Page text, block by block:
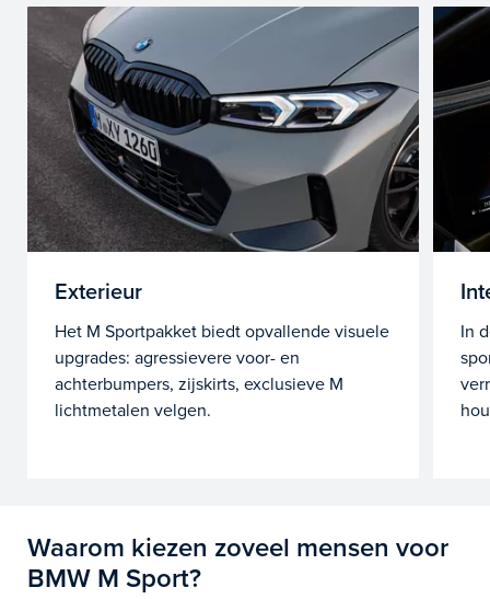
Exterieur
Het M Sportpakket biedt opvallende visuele
upgrades: agressievere voor- en
achterbumpers, zijskirts, exclusieve M
lichtmetalen velgen.
In
Waarom kiezen zoveel mensen voor
BMW M Sport?